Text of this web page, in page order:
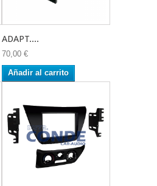
ADAPT....
70,00 €
Añadir al carrito